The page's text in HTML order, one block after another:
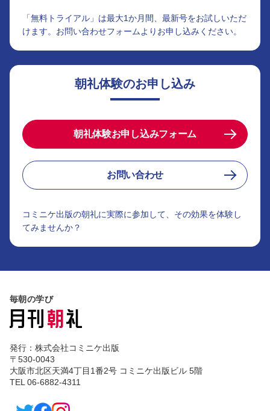
「無料トライアル」は最大1か月間、最新号をお試しいただ
けます。お問い合わせフォームよりお申し込みください。
朝礼体験のお申し込み
朝礼体験お申し込みフォーム
お問い合わせ
コミニケ出版の朝礼に実際に参加して、その効果を体験し
てみませんか？
毎朝の学び
発行：株式会社コミニケ出版
〒530-0043
大阪市北区天満4丁目1番2号 コミニケ出版ビル 5階
TEL 06-6882-4311